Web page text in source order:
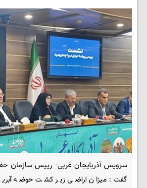
سرویس آذربایجان غربی- رییس سازمان
گفت: میزان اراضی زیر کشت حوضه آبریز